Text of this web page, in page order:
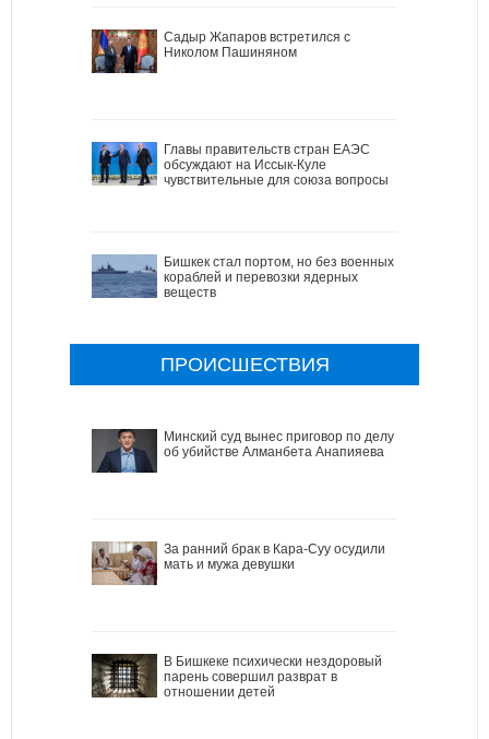
Садыр Жапаров встретился с
Николом Пашиняном
Главы правительств стран ЕАЭС
обсуждают на Иссык-Куле
чувствительные для союза вопросы
Бишкек стал портом, но без военных
кораблей и перевозки ядерных
веществ
ПРОИСШЕСТВИЯ
Минский суд вынес приговор по делу
об убийстве Алманбета Анапияева
За ранний брак в Кара-Суу осудили
мать и мужа девушки
В Бишкеке психически нездоровый
парень совершил разврат в
отношении детей